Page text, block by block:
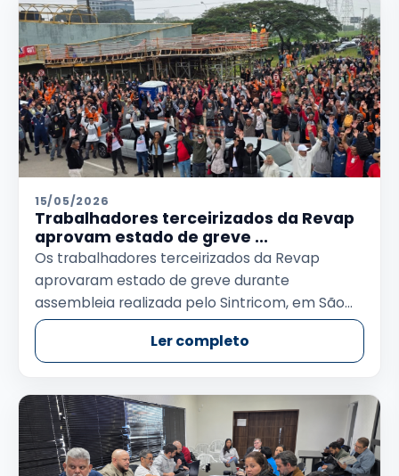
15/05/2026
Trabalhadores terceirizados da Revap
aprovam estado de greve ...
Os trabalhadores terceirizados da Revap
aprovaram estado de greve durante
assembleia realizada pelo Sintricom, em São...
Ler completo